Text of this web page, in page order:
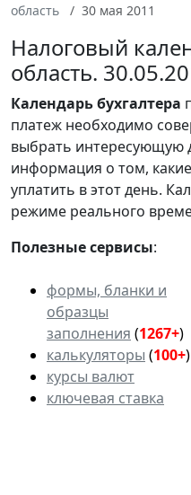
область
30 мая 2011
Налоговый
область.
Календарьбухгалтера
платеж необходимо
выбрать интересующую
информация о том,
уплатить в этот день.
режиме реального
Полезные сервисы:
формы, бланки и
образцы
заполнения (1267+)
калькуляторы (100+)
курсы валют
ключевая ставка